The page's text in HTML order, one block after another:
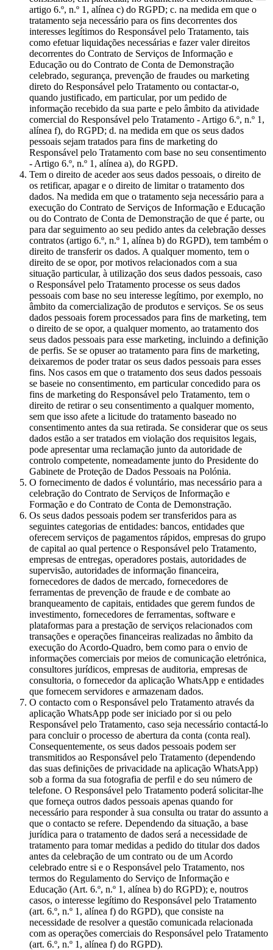
artigo 6.º, n.º 1, alínea c) do RGPD; c. na medida em que o
tratamento seja necessário para os fins decorrentes dos
interesses legítimos do Responsável pelo Tratamento, tais
como efetuar liquidações necessárias e fazer valer direitos
decorrentes do Contrato de Serviços de Informação e
Educação ou do Contrato de Conta de Demonstração
celebrado, segurança, prevenção de fraudes ou marketing
direto do Responsável pelo Tratamento ou contactar-o,
quando justificado, em particular, por um pedido de
informação recebido da sua parte e pelo âmbito da atividade
comercial do Responsável pelo Tratamento - Artigo 6.º, n.º 1,
alínea f), do RGPD; d. na medida em que os seus dados
pessoais sejam tratados para fins de marketing do
Responsável pelo Tratamento com base no seu consentimento
- Artigo 6.º, n.º 1, alínea a), do RGPD.
Tem o direito de aceder aos seus dados pessoais, o direito de
os retificar, apagar e o direito de limitar o tratamento dos
dados. Na medida em que o tratamento seja necessário para a
execução do Contrato de Serviços de Informação e Educação
ou do Contrato de Conta de Demonstração de que é parte, ou
para dar seguimento ao seu pedido antes da celebração desses
contratos (artigo 6.º, n.º 1, alínea b) do RGPD), tem também o
direito de transferir os dados. A qualquer momento, tem o
direito de se opor, por motivos relacionados com a sua
situação particular, à utilização dos seus dados pessoais, caso
o Responsável pelo Tratamento processe os seus dados
pessoais com base no seu interesse legítimo, por exemplo, no
âmbito da comercialização de produtos e serviços. Se os seus
dados pessoais forem processados para fins de marketing, tem
o direito de se opor, a qualquer momento, ao tratamento dos
seus dados pessoais para esse marketing, incluindo a definição
de perfis. Se se opuser ao tratamento para fins de marketing,
deixaremos de poder tratar os seus dados pessoais para esses
fins. Nos casos em que o tratamento dos seus dados pessoais
se baseie no consentimento, em particular concedido para os
fins de marketing do Responsável pelo Tratamento, tem o
direito de retirar o seu consentimento a qualquer momento,
sem que isso afete a licitude do tratamento baseado no
consentimento antes da sua retirada. Se considerar que os seus
dados estão a ser tratados em violação dos requisitos legais,
pode apresentar uma reclamação junto da autoridade de
controlo competente, nomeadamente junto do Presidente do
Gabinete de Proteção de Dados Pessoais na Polónia.
O fornecimento de dados é voluntário, mas necessário para a
celebração do Contrato de Serviços de Informação e
Formação e do Contrato de Conta de Demonstração.
Os seus dados pessoais podem ser transferidos para as
seguintes categorias de entidades: bancos, entidades que
oferecem serviços de pagamentos rápidos, empresas do grupo
de capital ao qual pertence o Responsável pelo Tratamento,
empresas de entregas, operadores postais, autoridades de
supervisão, autoridades de informação financeira,
fornecedores de dados de mercado, fornecedores de
ferramentas de prevenção de fraude e de combate ao
branqueamento de capitais, entidades que gerem fundos de
investimento, fornecedores de ferramentas, software e
plataformas para a prestação de serviços relacionados com
transações e operações financeiras realizadas no âmbito da
execução do Acordo-Quadro, bem como para o envio de
informações comerciais por meios de comunicação eletrónica,
consultores jurídicos, empresas de auditoria, empresas de
consultoria, o fornecedor da aplicação WhatsApp e entidades
que fornecem servidores e armazenam dados.
O contacto com o Responsável pelo Tratamento através da
aplicação WhatsApp pode ser iniciado por si ou pelo
Responsável pelo Tratamento, caso seja necessário contactá-lo
para concluir o processo de abertura da conta (conta real).
Consequentemente, os seus dados pessoais podem ser
transmitidos ao Responsável pelo Tratamento (dependendo
das suas definições de privacidade na aplicação WhatsApp)
sob a forma da sua fotografia de perfil e do seu número de
telefone. O Responsável pelo Tratamento poderá solicitar-lhe
que forneça outros dados pessoais apenas quando for
necessário para responder à sua consulta ou tratar do assunto a
que o contacto se refere. Dependendo da situação, a base
jurídica para o tratamento de dados será a necessidade de
tratamento para tomar medidas a pedido do titular dos dados
antes da celebração de um contrato ou de um Acordo
celebrado entre si e o Responsável pelo Tratamento, nos
termos do Regulamento do Serviço de Informação e
Educação (Art. 6.º, n.º 1, alínea b) do RGPD); e, noutros
casos, o interesse legítimo do Responsável pelo Tratamento
(art. 6.º, n.º 1, alínea f) do RGPD), que consiste na
necessidade de resolver a questão comunicada relacionada
com as operações comerciais do Responsável pelo Tratamento
(art. 6.º, n.º 1, alínea f) do RGPD).